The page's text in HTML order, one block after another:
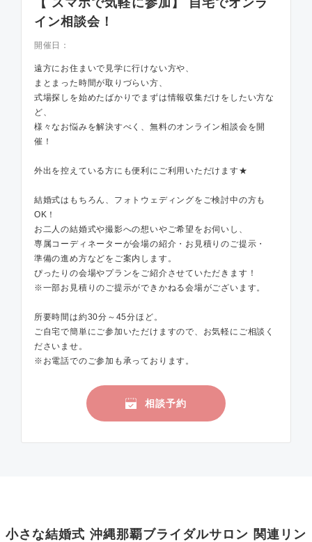
イン相談会！
開催日：
遠方にお住まいで見学に行けない方や、
まとまった時間が取りづらい方、
式場探しを始めたばかりでまずは情報収集だけをしたい方な
ど、
様々なお悩みを解決すべく、無料のオンライン相談会を開
催！
外出を控えている方にも便利にご利用いただけます★
結婚式はもちろん、フォトウェディングをご検討中の方も
OK！
お二人の結婚式や撮影への想いやご希望をお伺いし、
専属コーディネーターが会場の紹介・お見積りのご提示・
準備の進め方などをご案内します。
ぴったりの会場やプランをご紹介させていただきます！
※一部お見積りのご提示ができかねる会場がございます。
所要時間は約30分～45分ほど。
ご自宅で簡単にご参加いただけますので、お気軽にご相談く
ださいませ。
※お電話でのご参加も承っております。
相談予約
小さな結婚式 沖縄那覇ブライダルサロン 関連リン